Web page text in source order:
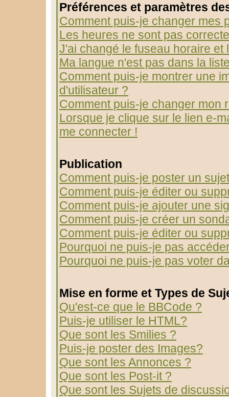
Préférences et paramètres
Comment puis-je changer mes
Les heures ne sont pas
J'ai changé le fuseau horaire
Ma langue n'est pas dans la
Comment puis-je montrer une
d'utilisateur ?
Comment puis-je changer mon
Lorsque je clique sur le lien e-
me connecter !
Publication
Comment puis-je poster un
Comment puis-je éditer ou
Comment puis-je ajouter une
Comment puis-je créer un
Comment puis-je éditer ou
Pourquoi ne puis-je pas
Pourquoi ne puis-je pas voter
Mise en forme et Types de
Qu'est-ce que le BBCode ?
Puis-je utiliser le HTML?
Que sont les Smilies ?
Puis-je poster des Images?
Que sont les Annonces ?
Que sont les Post-it ?
Que sont les Sujets de